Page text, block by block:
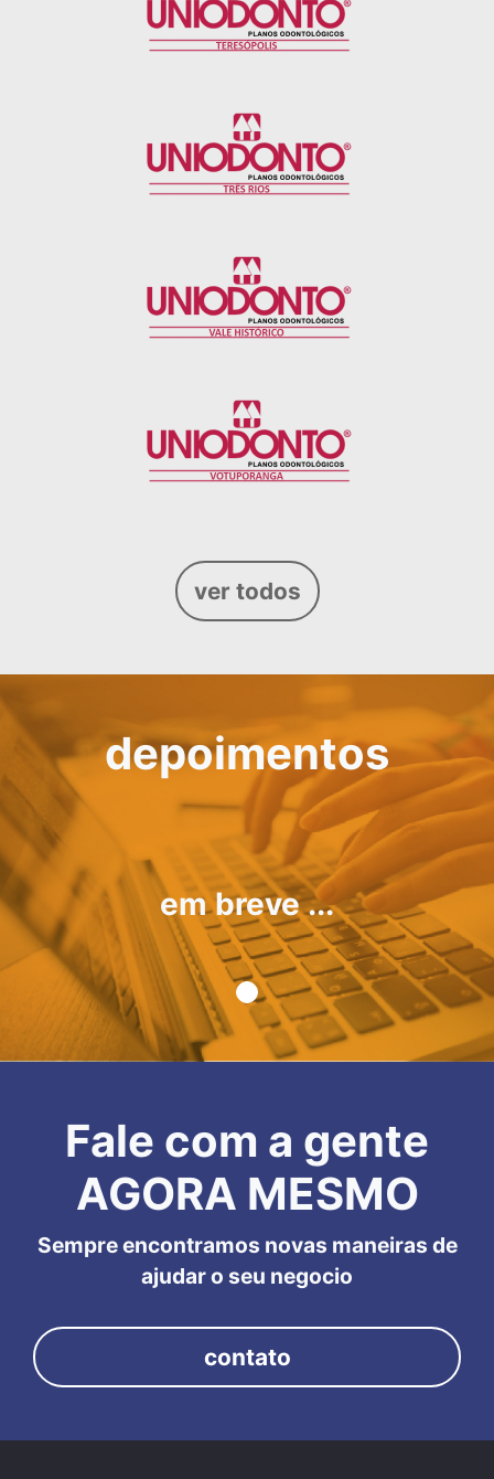
ver todos
depoimentos
em breve ...
Fale com a gente
AGORA MESMO
Sempre encontramos novas maneiras de
ajudar o seu negocio
contato